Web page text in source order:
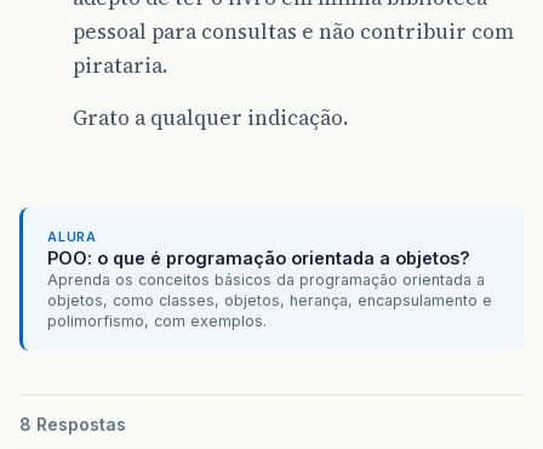
pessoal para consultas e não contribuir com
pirataria.
Grato a qualquer indicação.
ALURA
POO: o que é programação orientada a objetos?
Aprenda os conceitos básicos da programação orientada a
objetos, como classes, objetos, herança, encapsulamento e
polimorfismo, com exemplos.
8 Respostas